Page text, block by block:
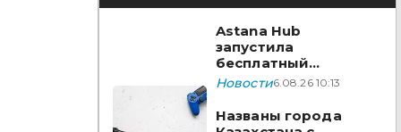
Astana Hub
запустила
бесплатный
акселератор для
видеоигр
Новости6.08.26 10:13
Названы города